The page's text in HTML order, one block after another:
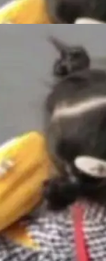
论
地
力
新
：
新
类
文
题